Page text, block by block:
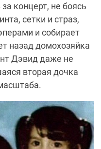
концерт, не боясь
сетки и страз,
и собирает
назад домохозяйка
Дэвид даже не
вторая дочка